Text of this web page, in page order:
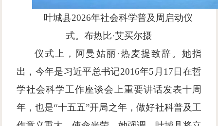
叶城县2026年社会科学普及周启动仪
式。布热比·艾买尔摄
仪式上，阿曼姑丽·热麦提致辞。她指
出，今年是习近平总书记2016年5月17日在哲
学社会科学工作座谈会上重要讲话发表十周
年，也是“十五五”开局之年 ，做好社科普及工